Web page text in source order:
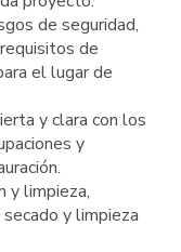
de seguridad,
de
el lugar de
y clara con los
y
y limpieza,
y limpieza